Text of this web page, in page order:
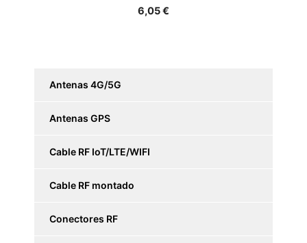
6,05€
Antenas 4G/5G
Antenas GPS
Cable RF IoT/LTE/WIFI
Cable RF montado
Conectores RF